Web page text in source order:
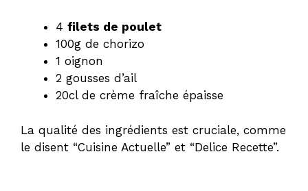
4 filets de poulet
100g de chorizo
1 oignon
2 gousses d’ail
20cl de crème fraîche épaisse
La qualité des ingrédients est cruciale, comme
le disent “Cuisine Actuelle” et “Delice Recette”.